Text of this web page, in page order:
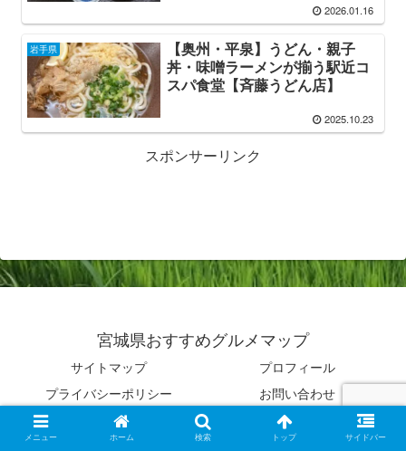
2026.01.16
岩手県
【奥州・平泉】うどん・親子
丼・味噌ラーメンが揃う駅近コ
スパ食堂【斉藤うどん店】
2025.10.23
スポンサーリンク
宮城県おすすめグルメマップ
サイトマップ
プロフィール
プライバシーポリシー
お問い合わせ
© 2021 宮城県おすすめグルメマップ.
メニュー ホーム 検索 トップ サイドバー